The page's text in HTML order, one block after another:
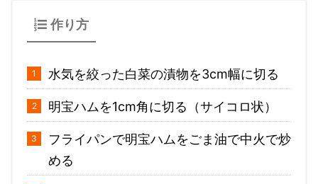
作り方
水気を絞った白菜の漬物を3cm幅に切る
明宝ハムを1cm角に切る（サイコロ状）
フライパンで明宝ハムをごま油で中火で炒
める